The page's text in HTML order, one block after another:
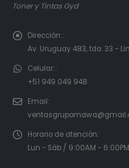
Toner y Tintas Gyd
Dirección::
Av. Uruguay 483, tda. 33 -
Celular::
+51 949 049 948
Email:
Horario de atención:
Lun - Sáb / 9:00AM - 6:00PM